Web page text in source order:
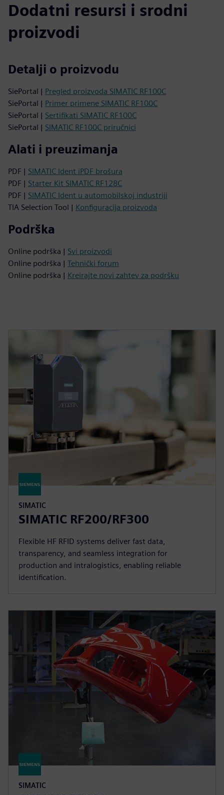
Dodatni resursi i srodni
proizvodi
Detalji o proizvodu
SiePortal | Pregled proizvoda SIMATIC RF100C
SiePortal | Primer primene SIMATIC RF100C
SiePortal | Sertifikati SIMATIC RF100C
SiePortal | SIMATIC RF100C priručnici
Alati i preuzimanja
PDF | SIMATIC Ident iPDF brošura
PDF | Starter Kit SIMATIC RF128C
PDF | SIMATIC Ident u automobilskoj industriji
TIA Selection Tool | Konfiguracija proizvoda
Podrška
Online podrška | Svi proizvodi
Online podrška | Tehnički forum
Online podrška | Kreirajte novi zahtev za podršku
SIMATIC
SIMATIC RF200/RF300
Flexible HF RFID systems deliver fast data,
transparency, and seamless integration for
production and intralogistics, enabling reliable
identification.
SIMATIC